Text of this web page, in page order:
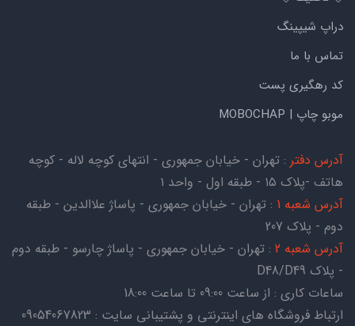
دراپ شیپینگ
تماس با ما
کد رهگیری پست
موبو چاپ | MOBOCHAP
آدرس دفتر : تهران - خیابان جمهوری - انتهای کوچه لاله - کوچه
هاتف -پلاک ۱۵ - طبقه اول - واحد ۱
آدرس شعبه 1
: تهران - خیابان جمهوری - پاساژ علاالدین - طبقه
دوم - پلاک 207
آدرس شعبه 2
: تهران - خیابان جمهوری - پاساژ چارسو - طبقه دوم
- پلاک D48/D49
ساعات کاری : از ساعت 09:00 تا ساعت 18:00
ارتباط فروشگاه های اینترنتی و پشتیبانی سایت : 09054067823